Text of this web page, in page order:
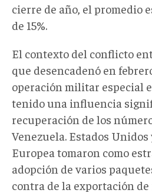
cierre de año, el promedio
de 15%.
El contexto del conflicto
que desencadenó en
operación militar especial
tenido una influencia
recuperación de los
Venezuela. Estados
Europea tomaron como
adopción de varios
contra de la exportación